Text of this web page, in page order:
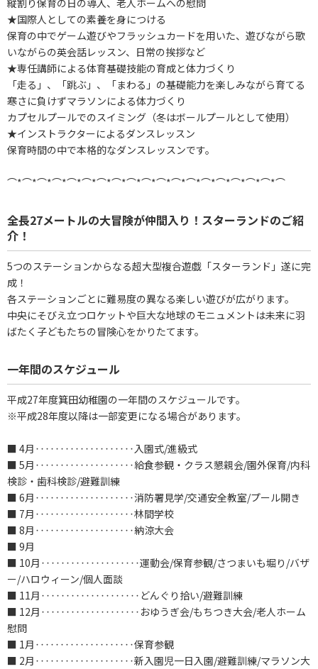
縦割り保育の日の導入、老人ホームへの慰問
★国際人としての素養を身につける
保育の中でゲーム遊びやフラッシュカードを用いた、遊びながら歌
いながらの英会話レッスン、日常の挨拶など
★専任講師による体育基礎技能の育成と体力づくり
「走る」、「跳ぶ」、「まわる」の基礎能力を楽しみながら育てる
寒さに負けずマラソンによる体力づくり
カプセルプールでのスイミング（冬はボールプールとして使用）
★インストラクターによるダンスレッスン
保育時間の中で本格的なダンスレッスンです。
⌒*⌒*⌒*⌒*⌒*⌒*⌒*⌒*⌒*⌒*⌒*⌒*⌒*⌒*⌒*⌒*⌒*⌒*⌒
全長27メートルの大冒険が仲間入り！スターランドのご紹
介！
5つのステーションからなる超大型複合遊戯「スターランド」遂に完
成！
各ステーションごとに難易度の異なる楽しい遊びが広がります。
中央にそびえ立つロケットや巨大な地球のモニュメントは未来に羽
ばたく子どもたちの冒険心をかりたてます。
一年間のスケジュール
平成27年度箕田幼稚園の一年間のスケジュールです。
※平成28年度以降は一部変更になる場合があります。
■ 4月‥‥‥‥‥‥‥‥‥‥入園式/進級式
■ 5月‥‥‥‥‥‥‥‥‥‥給食参観・クラス懇親会/園外保育/内科
検診・歯科検診/避難訓練
■ 6月‥‥‥‥‥‥‥‥‥‥消防署見学/交通安全教室/プール開き
■ 7月‥‥‥‥‥‥‥‥‥‥林間学校
■ 8月‥‥‥‥‥‥‥‥‥‥納涼大会
■ 9月
■ 10月‥‥‥‥‥‥‥‥‥‥運動会/保育参観/さつまいも堀り/バザ
ー/ハロウィーン/個人面談
■ 11月‥‥‥‥‥‥‥‥‥‥どんぐり拾い/避難訓練
■ 12月‥‥‥‥‥‥‥‥‥‥おゆうぎ会/もちつき大会/老人ホーム
慰問
■ 1月‥‥‥‥‥‥‥‥‥‥保育参観
■ 2月‥‥‥‥‥‥‥‥‥‥新入園児一日入園/避難訓練/マラソン大